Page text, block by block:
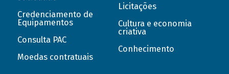
Credenciamento de
Equipamentos
Consulta PAC
Moedas contratuais
Licitações
Cultura e economia
criativa
Conhecimento